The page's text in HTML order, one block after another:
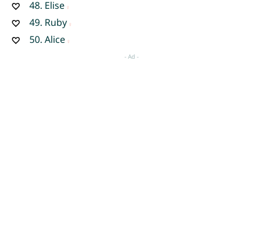
48. Elise
49. Ruby
50. Alice